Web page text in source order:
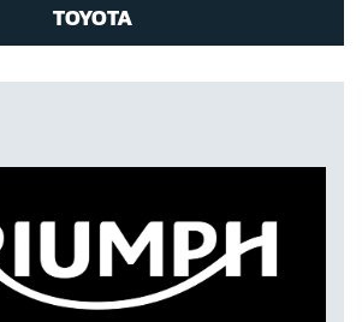
TOYOTA